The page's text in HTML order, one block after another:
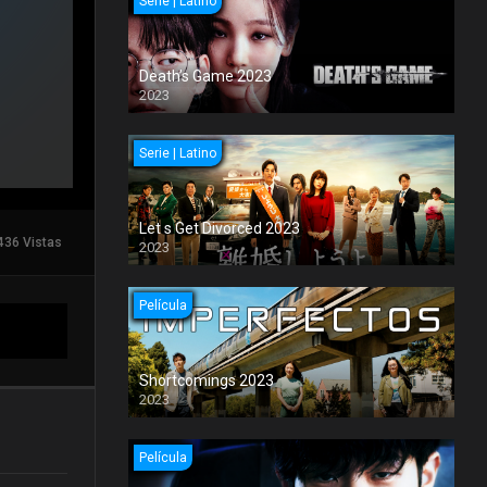
Vistas
Death’s Game 2023
2023
Serie | Latino
Let s Get Divorced 2023
2023
Película
Shortcomings 2023
2023
Película